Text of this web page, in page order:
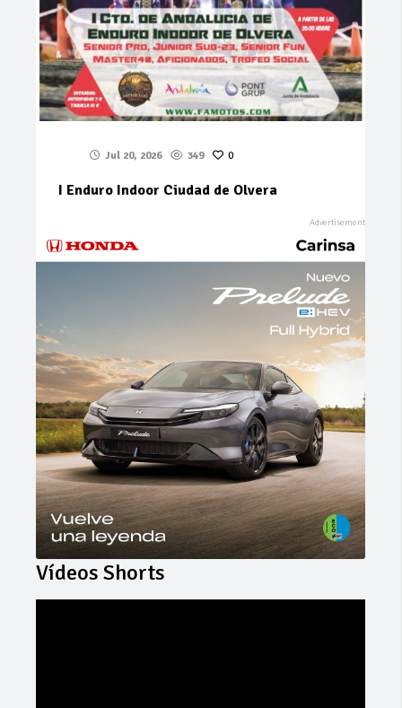
Jul 20, 2026 349 0
I Enduro Indoor Ciudad de Olvera
Vídeos Shorts